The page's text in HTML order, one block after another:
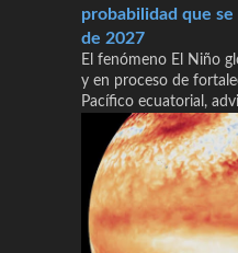
probabilidad que
de 2027
El fenómeno El Niño
y en proceso de
Pacífico ecuatorial,